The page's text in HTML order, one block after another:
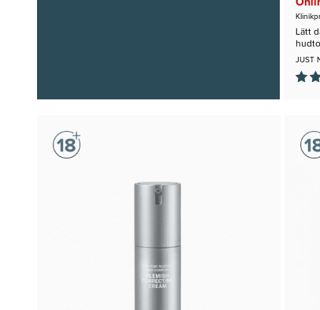
Lätt
JUST